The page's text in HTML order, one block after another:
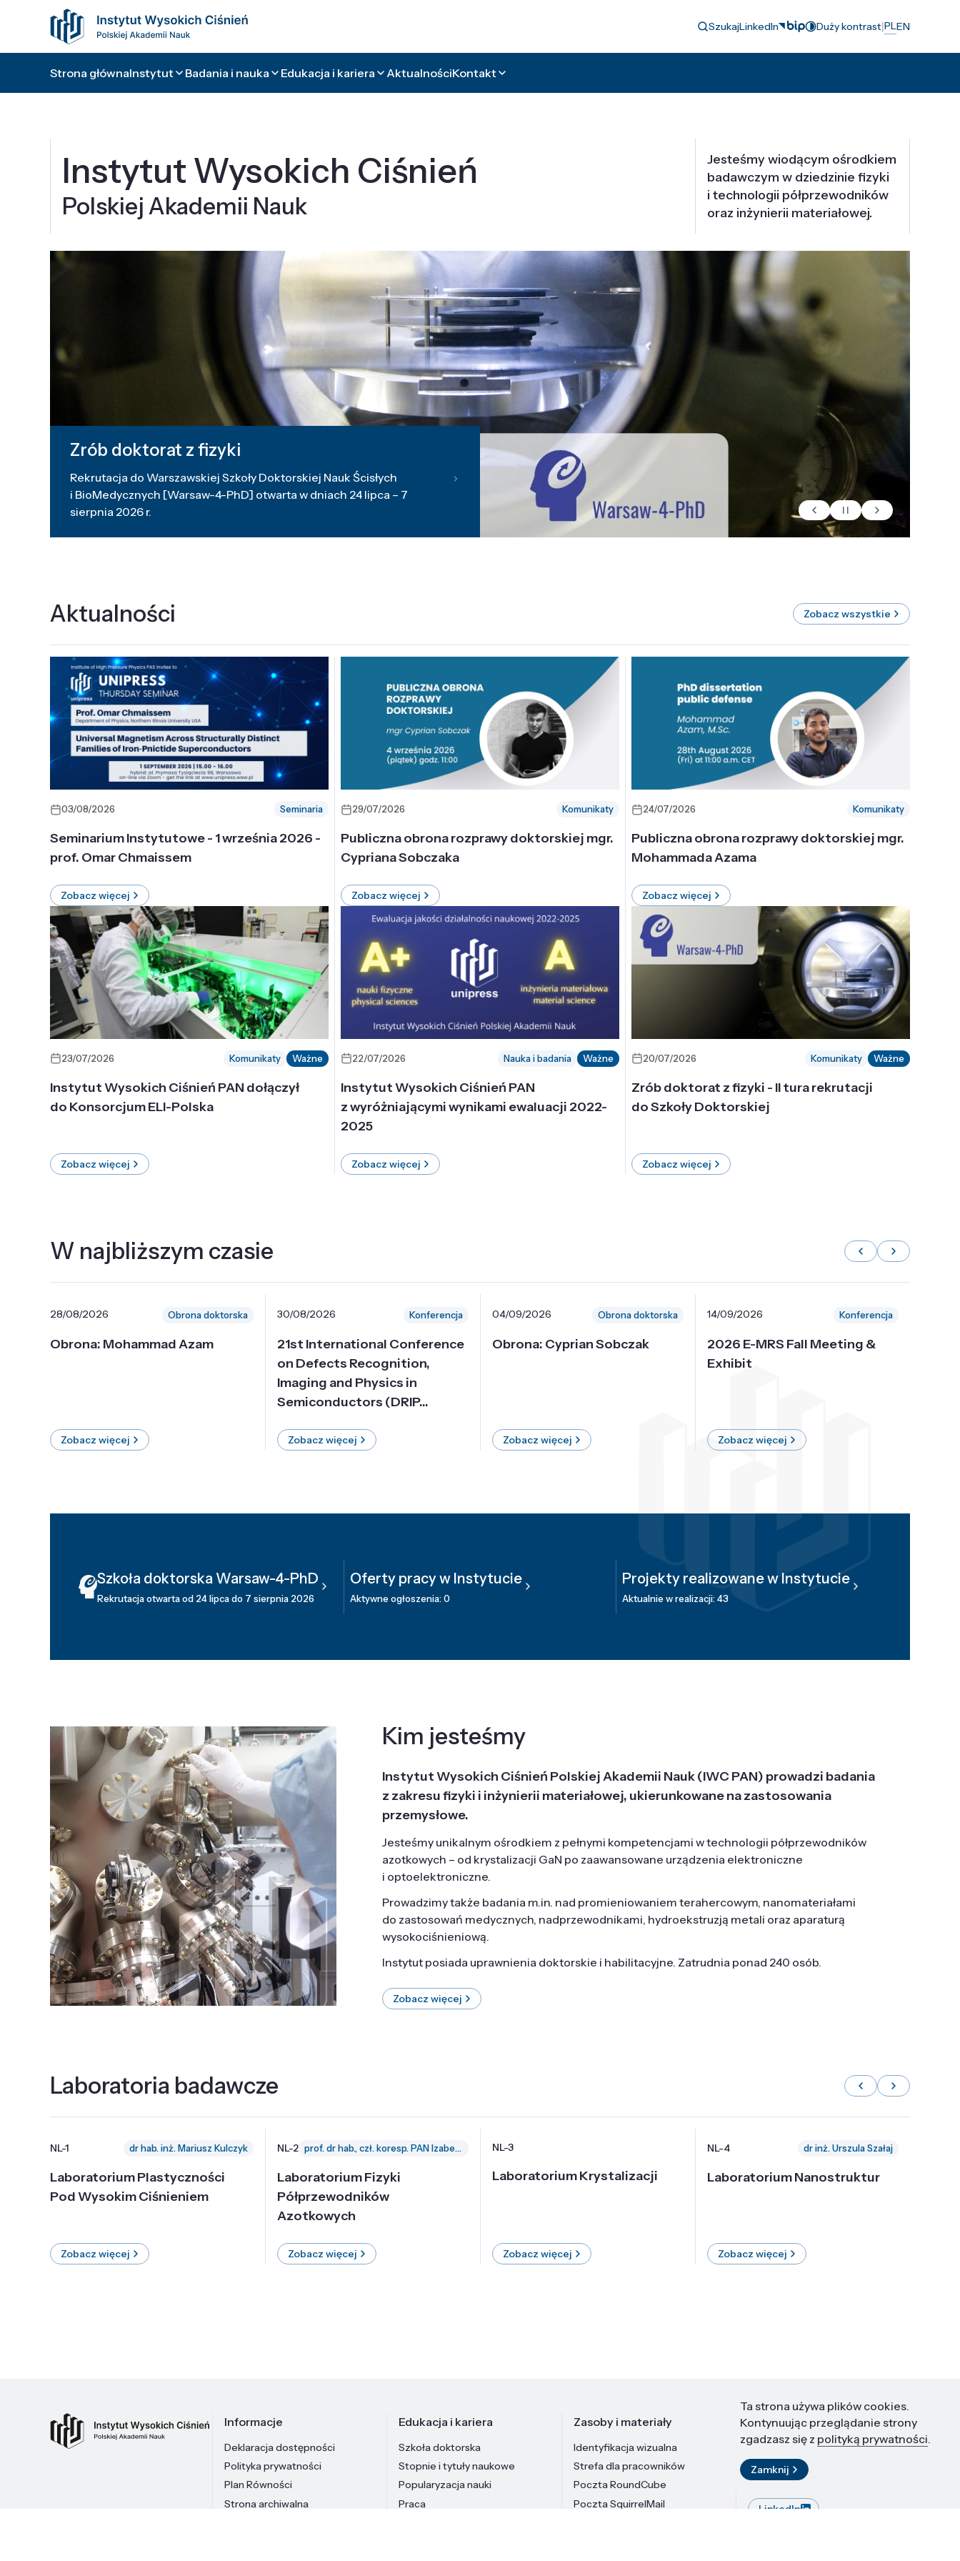
SzukajLinkedIn Duży kontrast|PLEN
Strona głównaInstytut Badania i nauka Edukacja i kariera AktualnościKontakt
Instytut Wysokich Ciśnień
Polskiej Akademii Nauk
Jesteśmy wiodącym ośrodkiem
badawczym w dziedzinie fizyki
i technologii półprzewodników
oraz inżynierii materiałowej.
Zrób doktorat z fizyki
Rekrutacja do Warszawskiej Szkoły Doktorskiej Nauk Ścisłych
i BioMedycznych [Warsaw-4-PhD] otwarta w dniach 24 lipca – 7
sierpnia 2026 r.
Aktualności Zobacz wszystkie
03/08/2026 Seminaria
Seminarium Instytutowe - 1 września 2026 -
prof. Omar Chmaissem
Zobacz więcej
29/07/2026 Komunikaty
Publiczna obrona rozprawy doktorskiej mgr.
Cypriana Sobczaka
Zobacz więcej
24/07/2026 Komunikaty
Publiczna obrona rozprawy doktorskiej mgr.
Mohammada Azama
Zobacz więcej
23/07/2026 Komunikaty Ważne
Instytut Wysokich Ciśnień PAN dołączył
do Konsorcjum ELI-Polska
Zobacz więcej
22/07/2026 Nauka i badania Ważne
Instytut Wysokich Ciśnień PAN
z wyróżniającymi wynikami ewaluacji 2022-
2025
Zobacz więcej
20/07/2026 Komunikaty Ważne
Zrób doktorat z fizyki - II tura rekrutacji
do Szkoły Doktorskiej
Zobacz więcej
W najbliższym czasie
28/08/2026 Obrona doktorska
Obrona: Mohammad Azam
Zobacz więcej
30/08/2026 Konferencja
21st International Conference
on Defects Recognition,
Imaging and Physics in
Semiconductors (DRIP...
Zobacz więcej
04/09/2026 Obrona doktorska
Obrona: Cyprian Sobczak
Zobacz więcej
14/09/2026 Konferencja
2026 E-MRS Fall Meeting &
Exhibit
Zobacz więcej
Szkoła doktorska Warsaw-4-PhD
Rekrutacja otwarta od 24 lipca do 7 sierpnia 2026
Oferty pracy w Instytucie
Aktywne ogłoszenia: 0
Projekty realizowane w Instytucie
Aktualnie w realizacji: 43
Kim jesteśmy
Instytut Wysokich Ciśnień Polskiej Akademii Nauk (IWC PAN) prowadzi badania
z zakresu fizyki i inżynierii materiałowej, ukierunkowane na zastosowania
przemysłowe.
Jesteśmy unikalnym ośrodkiem z pełnymi kompetencjami w technologii półprzewodników
azotkowych – od krystalizacji GaN po zaawansowane urządzenia elektroniczne
i optoelektroniczne.
Prowadzimy także badania m.in. nad promieniowaniem terahercowym, nanomateriałami
do zastosowań medycznych, nadprzewodnikami, hydroekstruzją metali oraz aparaturą
wysokociśnieniową.
Instytut posiada uprawnienia doktorskie i habilitacyjne. Zatrudnia ponad 240 osób.
Zobacz więcej
Laboratoria badawcze
NL-1 dr hab. inż. Mariusz Kulczyk
Laboratorium Plastyczności
Pod Wysokim Ciśnieniem
Zobacz więcej
NL-2 prof. dr hab., czł. koresp. PAN Izabella Grzegory
Laboratorium Fizyki
Półprzewodników
Azotkowych
Zobacz więcej
NL-3
Laboratorium Krystalizacji
Zobacz więcej
NL-4 dr inż. Urszula Szałaj
Laboratorium Nanostruktur
Zobacz więcej
Informacje
Deklaracja dostępności
Polityka prywatności
Plan Równości
Strona archiwalna
Edukacja i kariera
Szkoła doktorska
Stopnie i tytuły naukowe
Popularyzacja nauki
Praca
Zasoby i materiały
Identyfikacja wizualna
Strefa dla pracowników
Poczta RoundCube
Poczta SquirrelMail
Kontakt
Instytut Wysokich Ciśnień PAN
ul. Sokołowska 29/37
01-142 Warszawa
LinkedIn
Ta strona używa plików cookies.
Kontynuując przeglądanie strony
zgadzasz się z polityką prywatności.
Zamknij